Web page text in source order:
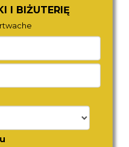
CITIZEN
1 390,-
I BIŻUTERIĘ